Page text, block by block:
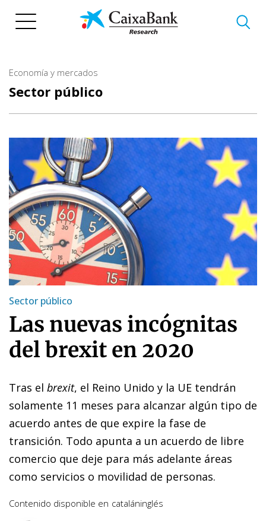
Economía y mercados
Sector público
Sector público
Las nuevas incógnitas
del brexit en 2020
Tras el brexit, el Reino Unido y la UE tendrán
solamente 11 meses para alcanzar algún tipo de
acuerdo antes de que expire la fase de
transición. Todo apunta a un acuerdo de libre
comercio que deje para más adelante áreas
como servicios o movilidad de personas.
Contenido disponible en cataláninglés